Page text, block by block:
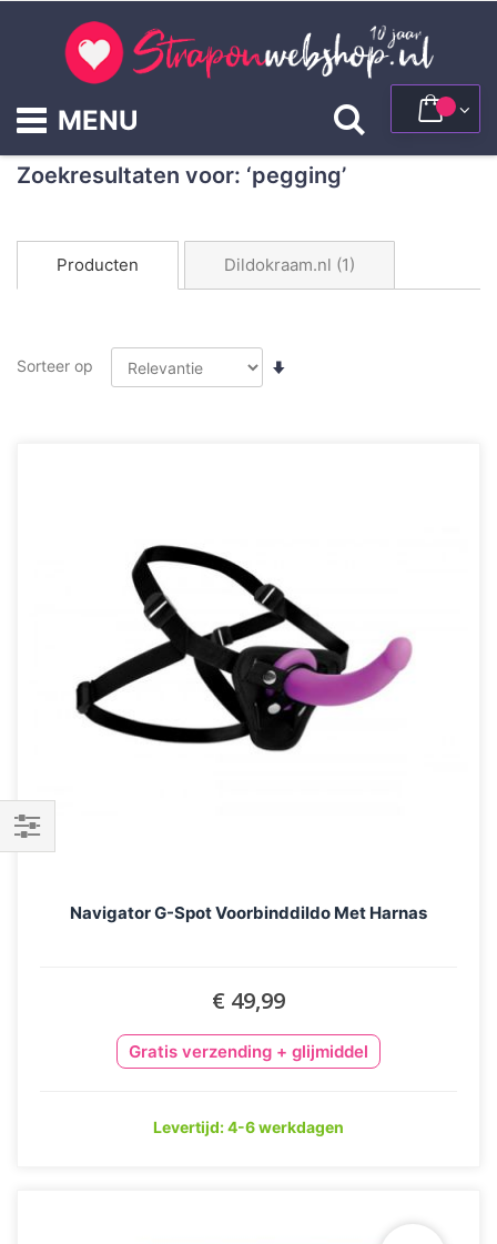
Zoekresultaten voor: ‘pegging’
Producten Dildokraam.nl (1)
Sorteer op
Van
Navigator G-Spot Voorbinddildo Met Harnas
€ 49,99
Gratis verzending + glijmiddel
Levertijd: 4-6 werkdagen
Filteren